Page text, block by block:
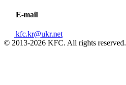
E-mail
kfc.kr@ukr.net
© 2013-2026 KFC. All rights reserved.